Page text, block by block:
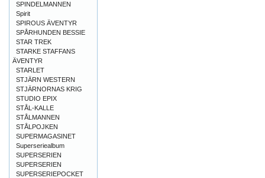
SPINDELMANNEN
Spirit
SPIROUS ÄVENTYR
SPÅRHUNDEN BESSIE
STAR TREK
STARKE STAFFANS
ÄVENTYR
STARLET
STJÄRN WESTERN
STJÄRNORNAS KRIG
STUDIO EPIX
STÅL-KALLE
STÅLMANNEN
STÅLPOJKEN
SUPERMAGASINET
Superseriealbum
SUPERSERIEN
SUPERSERIEN
SUPERSERIEPOCKET